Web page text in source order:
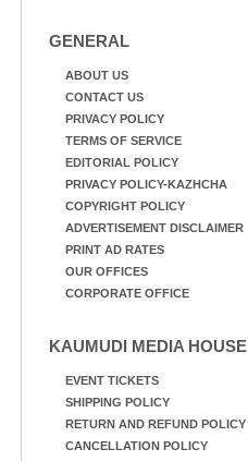
GENERAL
ABOUT US
CONTACT US
PRIVACY POLICY
TERMS OF SERVICE
EDITORIAL POLICY
PRIVACY POLICY-KAZHCHA
COPYRIGHT POLICY
ADVERTISEMENT DISCLAIMER
PRINT AD RATES
OUR OFFICES
CORPORATE OFFICE
KAUMUDI MEDIA HOUSE
EVENT TICKETS
SHIPPING POLICY
RETURN AND REFUND POLICY
CANCELLATION POLICY